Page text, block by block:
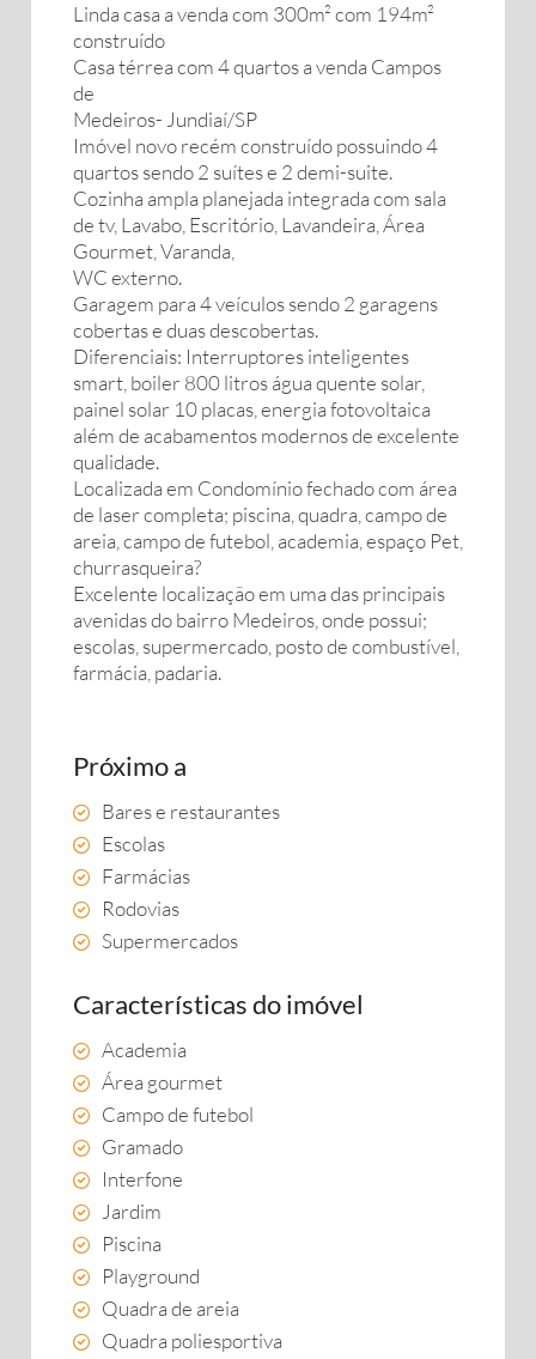
Linda casa a venda com 300m² com 194m²
construído
Casa térrea com 4 quartos a venda Campos
de
Medeiros- Jundiaí/SP
Imóvel novo recém construído possuindo 4
quartos sendo 2 suítes e 2 demi-suite.
Cozinha ampla planejada integrada com sala
de tv, Lavabo, Escritório, Lavandeira, Área
Gourmet, Varanda,
WC externo.
Garagem para 4 veículos sendo 2 garagens
cobertas e duas descobertas.
Diferenciais: Interruptores inteligentes
smart, boiler 800 litros água quente solar,
painel solar 10 placas, energia fotovoltaica
além de acabamentos modernos de excelente
qualidade.
Localizada em Condomínio fechado com área
de laser completa; piscina, quadra, campo de
areia, campo de futebol, academia, espaço Pet,
churrasqueira?
Excelente localização em uma das principais
avenidas do bairro Medeiros, onde possui;
escolas, supermercado, posto de combustível,
farmácia, padaria.
Próximo a
Bares e restaurantes
Escolas
Farmácias
Rodovias
Supermercados
Características do imóvel
Academia
Área gourmet
Campo de futebol
Gramado
Interfone
Jardim
Piscina
Playground
Quadra de areia
Quadra poliesportiva